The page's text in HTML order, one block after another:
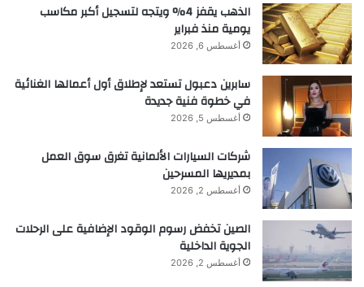
الذهب يقفز 4% ويتجه لتسجيل أكبر مكاسب
يومية منذ فبراير
أغسطس 6, 2026
سابرين دعبول تستعد لإطلاق أول أعمالها الغنائية
في خطوة فنية جديدة
أغسطس 5, 2026
شركات السيارات الألمانية تغرق سوق العمل
بمديريها المسرحين
أغسطس 2, 2026
الصين تخفض رسوم الوقود الإضافية على الرحلات
الجوية الداخلية
أغسطس 2, 2026